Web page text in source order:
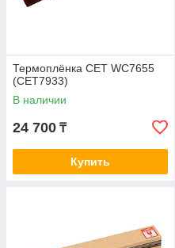
Термоплёнка CET WC7655
(CET7933)
В наличии
24 700 ₸
Купить